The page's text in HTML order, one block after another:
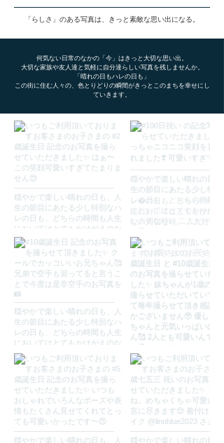
​「らしさ」のある写真は、きっと素敵な思い出になる。
​何気ない日常のなかの「今」はきっと大切な思い出。
大切な家族や友人達と気軽に自分達らしい写真を残しませんか。
「晴れの日もハレの日も」
​この街に住む人々の、色とりどりの瞬間がきっとこのまちを幸せにし
ていきます。